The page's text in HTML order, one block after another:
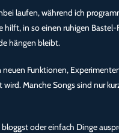
laufen, während ich
hilft, in so einen ruhigen
hängen bleibt.
Funktionen,
Manche Songs sind nur
oder einfach Dinge